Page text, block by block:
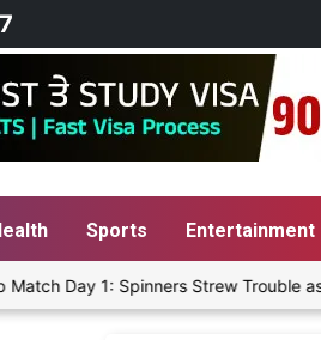
Sports Entertainment
Spinners Strew Trouble as SLC XI